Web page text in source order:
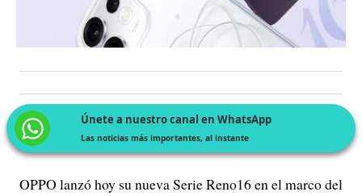
Únete a nuestro canal en WhatsApp
Las noticias más importantes, al instante
OPPO lanzó hoy su nueva Serie Reno16 en el marco del